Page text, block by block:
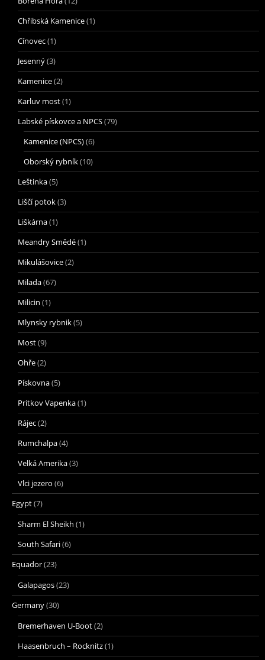
Chřibská Kamenice(1)
Cínovec(1)
Jesenný(3)
Kamenice(2)
Karluv most(1)
Labské pískovce a NPCS(79)
Kamenice (NPCS)(6)
Oborský rybník(10)
Leštinka(5)
Liščí potok(3)
Liškárna(1)
Meandry Smědé(1)
Mikulášovice(2)
Milada(67)
Milicin (1)
Mlynsky rybnik(5)
Most(9)
Ohře(2)
Pískovna(5)
Pritkov Vapenka(1)
Rájec(2)
Rumchalpa(4)
Velká Amerika(3)
Vlci jezero (6)
Egypt(7)
Sharm El Sheikh (1)
South Safari(6)
Equador(23)
Galapagos(23)
Germany(30)
Bremerhaven U-Boot(2)
Haasenbruch – Rocknitz(1)